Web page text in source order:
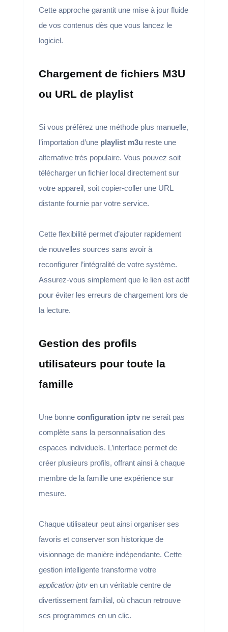
Cette approche garantit une mise à jour fluide
de vos contenus dès que vous lancez le
logiciel.
Chargement de fichiers M3U
ou URL de playlist
Si vous préférez une méthode plus manuelle,
l’importation d’une playlist m3u reste une
alternative très populaire. Vous pouvez soit
télécharger un fichier local directement sur
votre appareil, soit copier-coller une URL
distante fournie par votre service.
Cette flexibilité permet d’ajouter rapidement
de nouvelles sources sans avoir à
reconfigurer l’intégralité de votre système.
Assurez-vous simplement que le lien est actif
pour éviter les erreurs de chargement lors de
la lecture.
Gestion des profils
utilisateurs pour toute la
famille
Une bonne configuration iptvne serait pas
complète sans la personnalisation des
espaces individuels. L’interface permet de
créer plusieurs profils, offrant ainsi à chaque
membre de la famille une expérience sur
mesure.
Chaque utilisateur peut ainsi organiser ses
favoris et conserver son historique de
visionnage de manière indépendante. Cette
gestion intelligente transforme votre
application iptven un véritable centre de
divertissement familial, où chacun retrouve
ses programmes en un clic.